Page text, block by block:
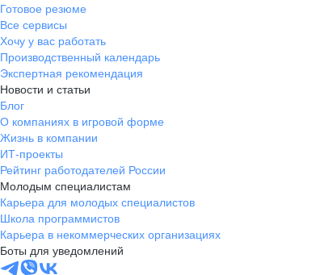
Готовое резюме
Все сервисы
Хочу у вас работать
Производственный календарь
Экспертная рекомендация
Новости и статьи
Блог
О компаниях в игровой форме
Жизнь в компании
ИТ-проекты
Рейтинг работодателей России
Молодым специалистам
Карьера для молодых специалистов
Школа программистов
Карьера в некоммерческих организациях
Боты для уведомлений